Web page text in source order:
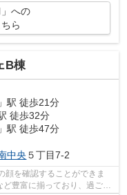
への
ら
B棟
」駅 徒歩21分
徒歩32分
」駅 徒歩47分
中央 ５丁目7-2
顔を確認することができま
豊富に揃っており、過ごし